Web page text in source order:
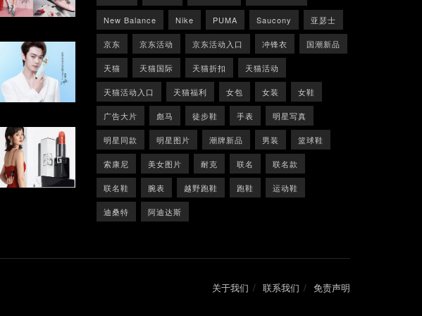
New Balance Nike PUMA Saucony 亚瑟士
京东 京东活动 京东活动入口 冲锋衣 国潮新品
天猫 天猫国际 天猫折扣 天猫活动
天猫活动入口 天猫福利 女包 女装 女鞋
广告大片 彪马 徒步鞋 手表 明星写真
明星同款 明星图片 潮牌新品 男装 篮球鞋
索康尼 美女图片 耐克 联名 联名款
联名鞋 腕表 越野跑鞋 跑鞋 运动鞋
迪桑特 阿迪达斯
关于我们 联系我们 免责声明